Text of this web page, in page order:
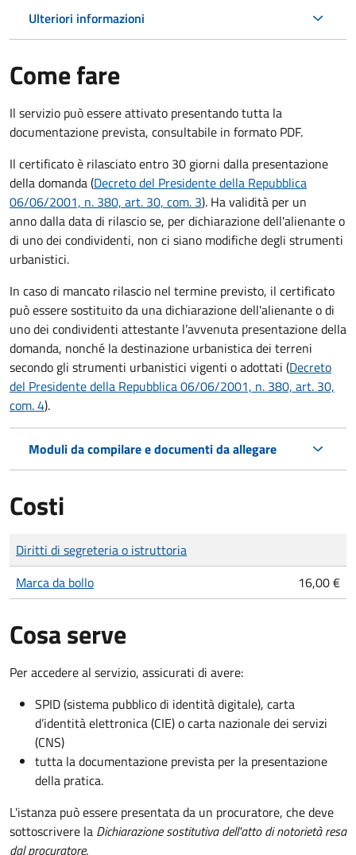
Ulteriori informazioni
Come fare
Il servizio può essere attivato presentando tutta la
documentazione prevista, consultabile in formato PDF.
Il certificato è rilasciato entro 30 giorni dalla presentazione
della domanda (Decreto del Presidente della Repubblica
06/06/2001, n. 380, art. 30, com. 3). Ha validità per un
anno dalla data di rilascio se, per dichiarazione dell'alienante o
di uno dei condividenti, non ci siano modifiche degli strumenti
urbanistici.
In caso di mancato rilascio nel termine previsto, il certificato
può essere sostituito da una dichiarazione dell'alienante o di
uno dei condividenti attestante l’avvenuta presentazione della
domanda, nonché la destinazione urbanistica dei terreni
secondo gli strumenti urbanistici vigenti o adottati (Decreto
del Presidente della Repubblica 06/06/2001, n. 380, art. 30,
com. 4).
Moduli da compilare e documenti da allegare
Costi
Tipo di pagamento
Importo
Diritti di segreteria o istruttoria
Marca da bollo
16,00 €
Cosa serve
Per accedere al servizio, assicurati di avere:
SPID (sistema pubblico di identità digitale), carta
d’identità elettronica (CIE) o carta nazionale dei servizi
(CNS)
tutta la documentazione prevista per la presentazione
della pratica.
L'istanza può essere presentata da un procuratore, che deve
sottoscrivere la Dichiarazione sostitutiva dell'atto di notorietà resa
dal procuratore.